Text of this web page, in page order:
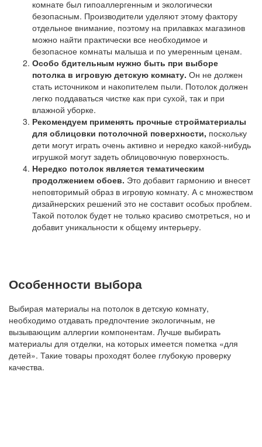
комнате был гипоаллергенным и экологически
безопасным. Производители уделяют этому фактору
отдельное внимание, поэтому на прилавках магазинов
можно найти практически все необходимое и
безопасное комнаты малыша и по умеренным ценам.
Особо бдительным нужно быть при выборе
потолка в игровую детскую комнату. Он не должен
стать источником и накопителем пыли. Потолок должен
легко поддаваться чистке как при сухой, так и при
влажной уборке.
Рекомендуем применять прочные стройматериалы
для облицовки потолочной поверхности, поскольку
дети могут играть очень активно и нередко какой-нибудь
игрушкой могут задеть облицовочную поверхность.
Нередко потолок является тематическим
продолжением обоев. Это добавит гармонию и внесет
неповторимый образ в игровую комнату. А с множеством
дизайнерских решений это не составит особых проблем.
Такой потолок будет не только красиво смотреться, но и
добавит уникальности к общему интерьеру.
Особенности выбора
Выбирая материалы на потолок в детскую комнату,
необходимо отдавать предпочтение экологичным, не
вызывающим аллергии компонентам. Лучше выбирать
материалы для отделки, на которых имеется пометка «для
детей». Такие товары проходят более глубокую проверку
качества.